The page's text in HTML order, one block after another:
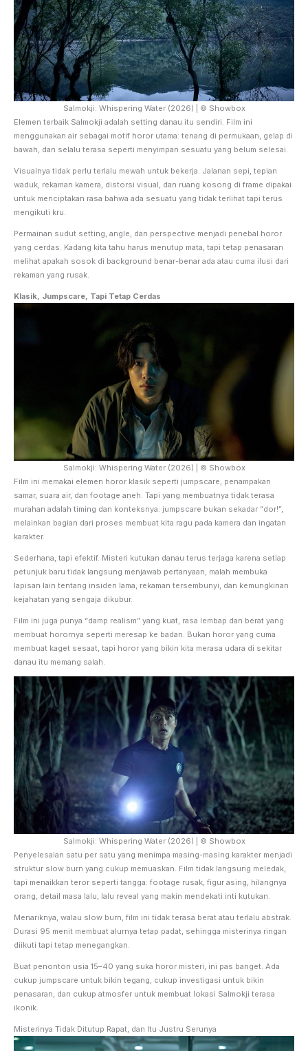
Salmokji: Whispering Water (2026) | © Showbox
Elemen terbaik Salmokji adalah setting danau itu sendiri. Film ini
menggunakan air sebagai motif horor utama: tenang di permukaan, gelap di
bawah, dan selalu terasa seperti menyimpan sesuatu yang belum selesai.
Visualnya tidak perlu terlalu mewah untuk bekerja. Jalanan sepi, tepian
waduk, rekaman kamera, distorsi visual, dan ruang kosong di frame dipakai
untuk menciptakan rasa bahwa ada sesuatu yang tidak terlihat tapi terus
mengikuti kru.
Permainan sudut setting, angle, dan perspective menjadi penebal horor
yang cerdas. Kadang kita tahu harus menutup mata, tapi tetap penasaran
melihat apakah sosok di background benar-benar ada atau cuma ilusi dari
rekaman yang rusak.
Klasik, Jumpscare, Tapi Tetap Cerdas
Salmokji: Whispering Water (2026) | © Showbox
Film ini memakai elemen horor klasik seperti jumpscare, penampakan
samar, suara air, dan footage aneh. Tapi yang membuatnya tidak terasa
murahan adalah timing dan konteksnya: jumpscare bukan sekadar “dor!”,
melainkan bagian dari proses membuat kita ragu pada kamera dan ingatan
karakter.
Sederhana, tapi efektif. Misteri kutukan danau terus terjaga karena setiap
petunjuk baru tidak langsung menjawab pertanyaan, malah membuka
lapisan lain tentang insiden lama, rekaman tersembunyi, dan kemungkinan
kejahatan yang sengaja dikubur.
Film ini juga punya “damp realism” yang kuat, rasa lembap dan berat yang
membuat horornya seperti meresap ke badan. Bukan horor yang cuma
membuat kaget sesaat, tapi horor yang bikin kita merasa udara di sekitar
danau itu memang salah.
Salmokji: Whispering Water (2026) | © Showbox
Penyelesaian satu per satu yang menimpa masing-masing karakter menjadi
struktur slow burn yang cukup memuaskan. Film tidak langsung meledak,
tapi menaikkan teror seperti tangga: footage rusak, figur asing, hilangnya
orang, detail masa lalu, lalu reveal yang makin mendekati inti kutukan.
Menariknya, walau slow burn, film ini tidak terasa berat atau terlalu abstrak.
Durasi 95 menit membuat alurnya tetap padat, sehingga misterinya ringan
diikuti tapi tetap menegangkan.
Buat penonton usia 15–40 yang suka horor misteri, ini pas banget. Ada
cukup jumpscare untuk bikin tegang, cukup investigasi untuk bikin
penasaran, dan cukup atmosfer untuk membuat lokasi Salmokji terasa
ikonik.
Misterinya Tidak Ditutup Rapat, dan Itu Justru Serunya